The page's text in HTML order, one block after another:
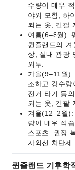
수량이 매우
야외 모험, 하
되는 옷, 긴팔
여름(6–8월):
퀸즐랜드의
상, 실내 관광
외투.
가을(9–11월):
조하고 강수
전거 타기 등
되는 옷, 긴팔
겨울(12–2월):
량이 매우 적
스포츠. 권장
자외선 차단제.
퀸즐랜드 기후학